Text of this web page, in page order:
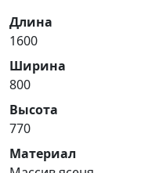
Длина
1600
Ширина
800
Высота
770
Материал